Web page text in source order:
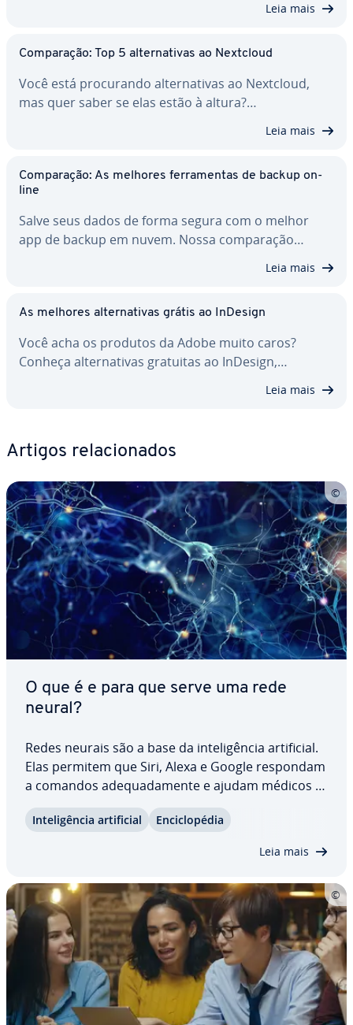
Leia mais
Com­pa­ra­ção: Top 5 al­ter­na­ti­vas ao Nextcloud
Você está pro­cu­rando al­ter­na­ti­vas ao Nextcloud,
mas quer saber se elas estão à altura?…
Leia mais
Com­pa­ra­ção: As melhores fer­ra­men­tas de backup on-
line
Salve seus dados de forma segura com o melhor
app de backup em nuvem. Nossa com­pa­ra­ção…
Leia mais
As melhores al­ter­na­ti­vas grátis ao InDesign
Você acha os produtos da Adobe muito caros?
Conheça al­ter­na­ti­vas gratuitas ao InDesign,…
Leia mais
Artigos re­la­ci­o­na­dos
O que é e para que serve uma rede
neural?
Redes neurais são a base da in­te­li­gên­cia ar­ti­fi­cial.
Elas permitem que Siri, Alexa e Google respondam
a comandos ade­qua­da­mente e ajudam médicos a
nova, mas avançou sig­ni­fi­ca­ti­va­mente nos últimos
In­te­li­gên­cia ar­ti­fi­cial En­ci­clo­pé­dia
Leia mais